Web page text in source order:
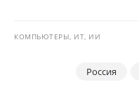
КОМПЬЮТЕРЫ, ИТ, ИИ
Россия